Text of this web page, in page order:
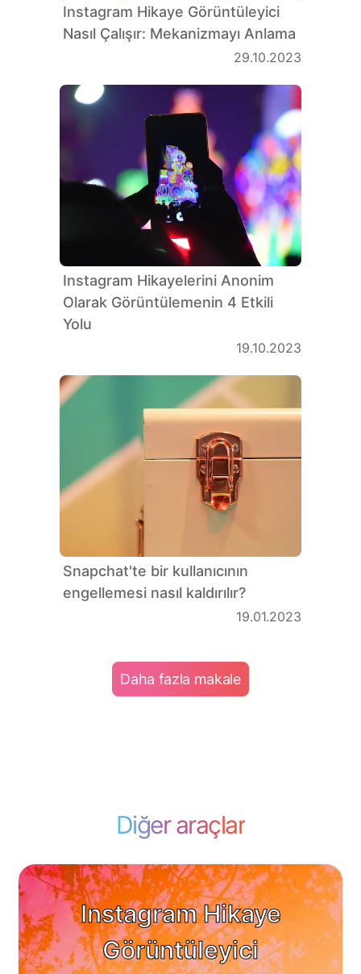
Instagram Hikaye Görüntüleyici
Nasıl Çalışır: Mekanizmayı Anlama
29.10.2023
Instagram Hikayelerini Anonim
Olarak Görüntülemenin 4 Etkili
Yolu
19.10.2023
Snapchat'te bir kullanıcının
engellemesi nasıl kaldırılır?
19.01.2023
Daha fazla makale
Diğer araçlar
Instagram Hikaye
Görüntüleyici